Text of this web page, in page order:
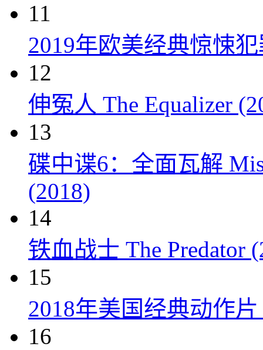
11
2019年欧美经典惊悚
12
伸冤人 The Equalizer
13
碟中谍6：全面瓦解
(2018)
14
铁血战士 The Predator
15
2018年美国经典动作
16